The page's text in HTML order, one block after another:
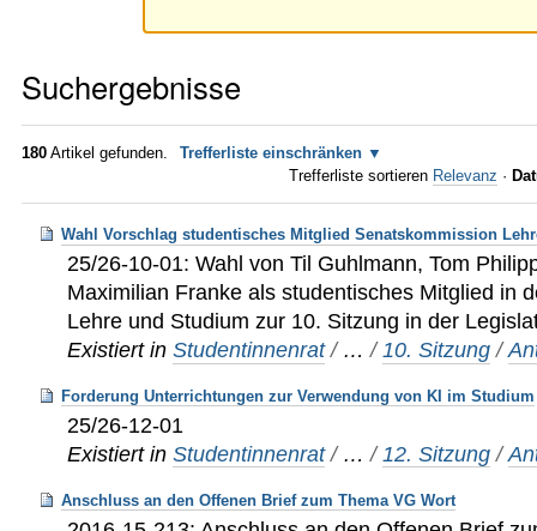
Suchergebnisse
180 Artikel gefunden.
Trefferliste einschränken
Trefferliste sortieren Relevanz ·
Wahl Vorschlag studentisches Mitglied Senatskommission
25/26-10-01: Wahl von Til Guhlmann, Tom
Maximilian Franke als studentisches Mitglied in
Lehre und Studium zur 10. Sitzung in der
Existiert in Studentinnenrat / …/10. Sitzung /
Forderung Unterrichtungen zur Verwendung von KI im Studium
25/26-12-01
Existiert in Studentinnenrat / …/12. Sitzung /
Anschluss an den Offenen Brief zum Thema VG Wort